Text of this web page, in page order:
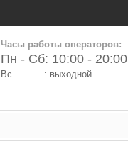
Часы работы операторов:
Пн - Сб: 10:00 - 20:00
Вс : выходной